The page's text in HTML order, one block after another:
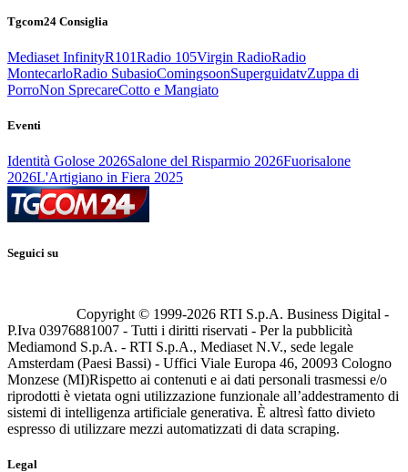
Tgcom24 Consiglia
Mediaset InfinityR101Radio 105Virgin RadioRadio
MontecarloRadio SubasioComingsoonSuperguidatvZuppa di
PorroNon SprecareCotto e Mangiato
Eventi
Identità Golose 2026Salone del Risparmio 2026Fuorisalone
2026L'Artigiano in Fiera 2025
Seguici su
Copyright © 1999-2026 RTI S.p.A. Business Digital -
P.Iva 03976881007 - Tutti i diritti riservati - Per la pubblicità
Mediamond S.p.A. - RTI S.p.A., Mediaset N.V., sede legale
Amsterdam (Paesi Bassi) - Uffici Viale Europa 46, 20093 Cologno
Monzese (MI)Rispetto ai contenuti e ai dati personali trasmessi e/o
riprodotti è vietata ogni utilizzazione funzionale all’addestramento di
sistemi di intelligenza artificiale generativa. È altresì fatto divieto
espresso di utilizzare mezzi automatizzati di data scraping.
Legal